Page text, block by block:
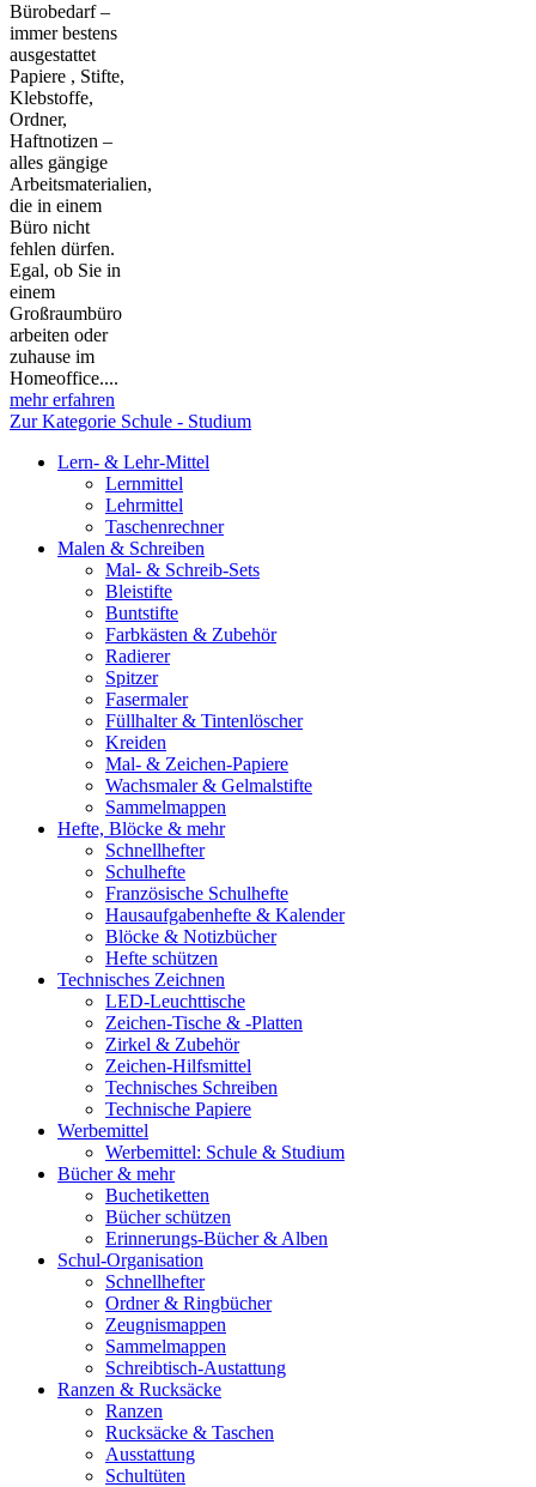
Bürobedarf –
immer bestens
ausgestattet
Papiere , Stifte,
Klebstoffe,
Ordner,
Haftnotizen –
alles gängige
Arbeitsmaterialien,
die in einem
Büro nicht
fehlen dürfen.
Egal, ob Sie in
einem
Großraumbüro
arbeiten oder
zuhause im
Homeoffice....
mehr erfahren
Zur Kategorie Schule - Studium
Lern- & Lehr-Mittel
Lernmittel
Lehrmittel
Taschenrechner
Malen & Schreiben
Mal- & Schreib-Sets
Bleistifte
Buntstifte
Farbkästen & Zubehör
Radierer
Spitzer
Fasermaler
Füllhalter & Tintenlöscher
Kreiden
Mal- & Zeichen-Papiere
Wachsmaler & Gelmalstifte
Sammelmappen
Hefte, Blöcke & mehr
Schnellhefter
Schulhefte
Französische Schulhefte
Hausaufgabenhefte & Kalender
Blöcke & Notizbücher
Hefte schützen
Technisches Zeichnen
LED-Leuchttische
Zeichen-Tische & -Platten
Zirkel & Zubehör
Zeichen-Hilfsmittel
Technisches Schreiben
Technische Papiere
Werbemittel
Werbemittel: Schule & Studium
Bücher & mehr
Buchetiketten
Bücher schützen
Erinnerungs-Bücher & Alben
Schul-Organisation
Schnellhefter
Ordner & Ringbücher
Zeugnismappen
Sammelmappen
Schreibtisch-Austattung
Ranzen & Rucksäcke
Ranzen
Rucksäcke & Taschen
Ausstattung
Schultüten